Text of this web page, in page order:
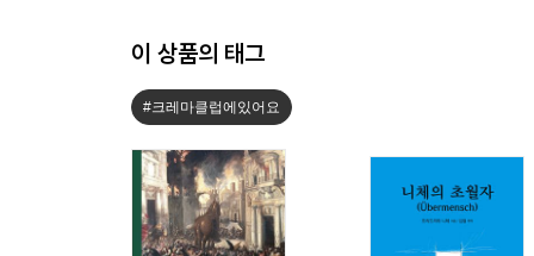
이 상품의 태그
#크레마클럽에있어요